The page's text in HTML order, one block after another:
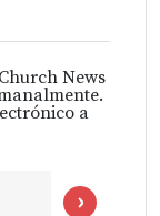
News
a